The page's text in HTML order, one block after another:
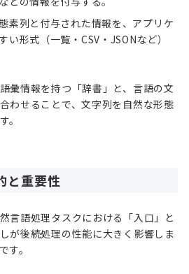
素列と付与された情報を、アプリケ
い形式（一覧・CSV・JSONなど）
彙情報を持つ「辞書」と、言語の文
わせることで、文字列を自然な形態
。
と重要性
言語処理タスクにおける「入口」と
が後続処理の性能に大きく影響しま
す。